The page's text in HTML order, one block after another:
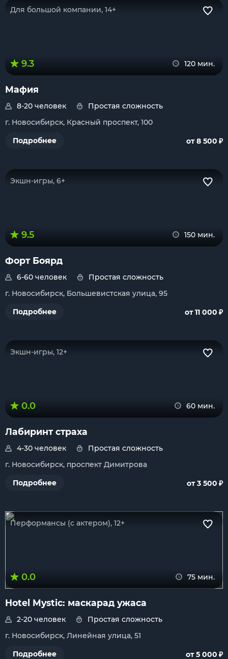
Для большой компании, 14+
9.3 120 мин.
Мафия
8-20 человек
Простая сложность
г. Новосибирск, Красный проспект, 100
Подробнее
от 8 500 ₽
Экшн-игры, 6+
9.5 150 мин.
Форт Боярд
6-60 человек
Простая сложность
г. Новосибирск, Большевистская улица, 95
Подробнее
от 11 000 ₽
Экшн-игры, 12+
0.0 60 мин.
Лабиринт страха
4-30 человек
Простая сложность
г. Новосибирск, проспект Димитрова
Подробнее
от 3 500 ₽
Перформансы (с актером), 12+
0.0 75 мин.
Hotel Mystic: маскарад ужаса
2-20 человек
Простая сложность
г. Новосибирск, Линейная улица, 51
Подробнее
от 5 000 ₽